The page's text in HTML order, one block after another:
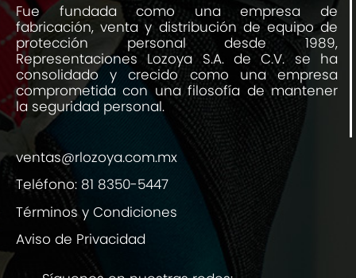
Fue fundada como una empresa de
fabricación, venta y distribución de equipo de
protección personal desde 1989,
Representaciones Lozoya S.A. de C.V. se ha
consolidado y crecido como una empresa
comprometida con una filosofía de mantener
la seguridad personal.
ventas@rlozoya.com.mx
Teléfono: 81 8350-5447
Términos y Condiciones
Aviso de Privacidad